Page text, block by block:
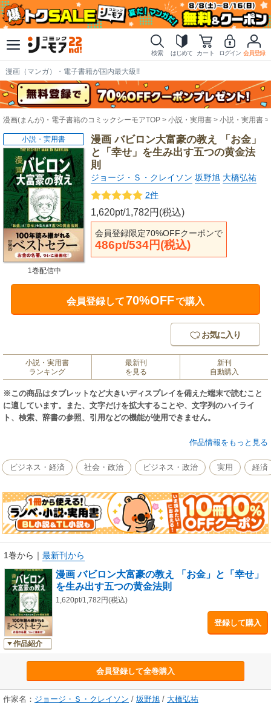
検索 はじめて カート ログイン 会員登録
漫画（マンガ）・電子書籍が国内最大級!!
漫画(まんが)・電子書籍のコミックシーモアTOP 小説・実用書 小説・実用書
漫画 バビロン大富豪の教え 「お金」
と「幸せ」を生み出す五つの黄金法
則
ジョージ・Ｓ・クレイソン 坂野旭 大橋弘祐
2件
1,620pt/1,782円(税込)
会員登録限定70%OFFクーポンで
486pt/534円(税込)
小説・実用書
1巻配信中
会員登録して70%OFFで購入
お気に入り
小説・実用書
ランキング
最新刊
を見る
新刊
自動購入
※この商品はタブレットなど大きいディスプレイを備えた端末で読むこと
に適しています。また、文字だけを拡大することや、文字列のハイライ
ト、検索、辞書の参照、引用などの機能が使用できません。
☆★☆★☆★☆★☆★☆★☆★☆★☆★☆★☆★☆★☆★☆★☆★☆★☆
中田敦彦YouTube大学で絶賛！
☆★☆★☆★☆★☆★☆★☆★☆★☆★☆★☆★☆★☆★☆★☆★☆★☆
★☆★
世界的ベストセラー、100年読み継がれるお金の名著「バビロンいちの大金
持ち(The Richest Man In Babyron)」が、有名少年誌受賞者の圧倒的画力で
漫画だから、お金に悩まず自由な人生を送るための真理があっという間に
読めます!
しかも最後は泣けます。
――この本に書かれているのは、「お金儲けのテクニック」ではありませ
ん。
金融の起源と言われている古代バビロニアから伝わる「人類不変の知恵」
お金に悩まされる現代人に、資産をを増やし、お金に縛られず、充実した
人生を送る方法を教えてくれます。
だからこそ、この本は約100年もの間、世界中で読み継がれているのです。
作品情報をもっと見る
ビジネス・経済 社会・政治 ビジネス・政治 実用 経済
1巻から ｜ 最新刊から
作品紹介
漫画 バビロン大富豪の教え 「お金」と「幸せ」
を生み出す五つの黄金法則
1,620pt/1,782円(税込)
登録して購入
会員登録して全巻購入
作家名： ジョージ・Ｓ・クレイソン / 坂野旭 / 大橋弘祐